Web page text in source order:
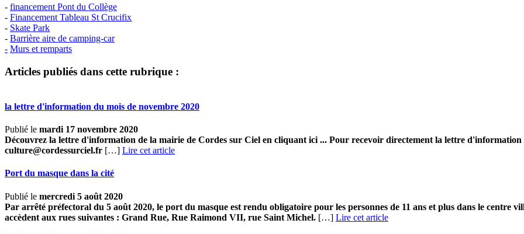
- financement Pont du Collège
- Financement Tableau St Crucifix
- Skate Park
- Barrière aire de camping-car
- Murs et remparts
Articles publiés dans cette rubrique :
la lettre d'information du mois de novembre 2020
Publié le mardi 17 novembre 2020
Découvrez la lettre d'information de la mairie de Cordes sur Ciel en cliquant ici ... Pour recevoir directement la lettre
culture@cordessurciel.fr […] Lire cet article
Port du masque dans la cité
Publié le mercredi 5 août 2020
Par arrêté préfectoral du 5 août 2020, le port du masque est rendu obligatoire pour les personnes de 11 ans et plus dans le centre
accèdent aux rues suivantes : Grand Rue, Rue Raimond VII, rue Saint Michel. […] Lire cet article